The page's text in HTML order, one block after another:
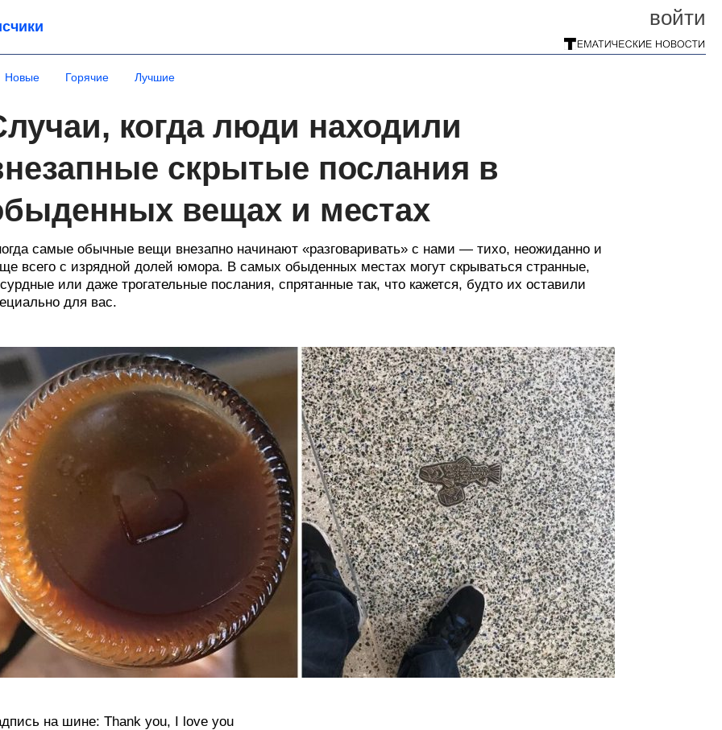
войти
Новые Горячие Лучшие
когда люди находили
скрытые послания в
вещах и местах
самые обычные вещи внезапно начинают «разговаривать» с нами — тихо, неожиданно и
всего с изрядной долей юмора. В самых обыденных местах могут скрываться странные,
или даже трогательные послания, спрятанные так, что кажется, будто их оставили
для вас.
на шине: Thank you, I love you